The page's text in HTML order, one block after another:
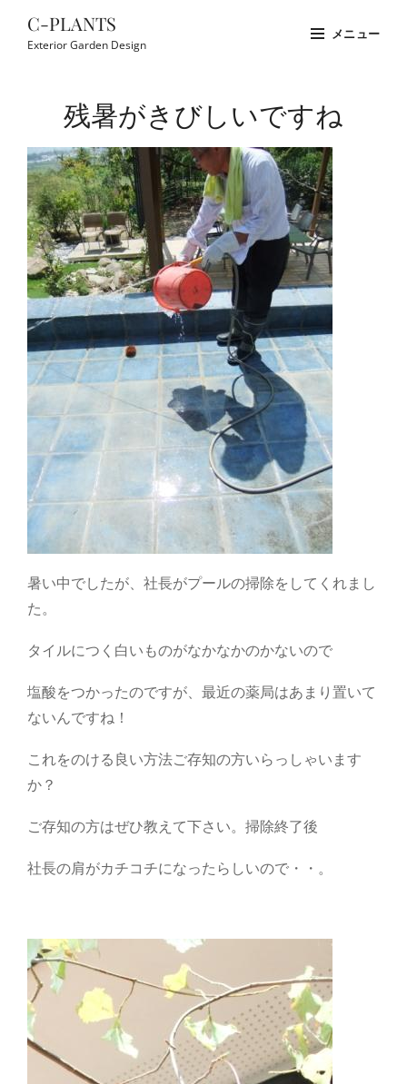
C-PLANTS
Exterior Garden Design
メニュー
残暑がきびしいですね
暑い中でしたが、社長がプールの掃除をしてくれまし
た。
タイルにつく白いものがなかなかのかないので
塩酸をつかったのですが、最近の薬局はあまり置いて
ないんですね！
これをのける良い方法ご存知の方いらっしゃいます
か？
ご存知の方はぜひ教えて下さい。掃除終了後
社長の肩がカチコチになったらしいので・・。